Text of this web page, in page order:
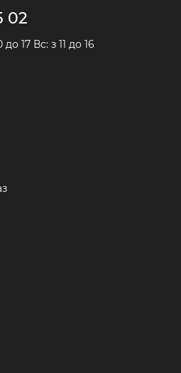
02
17 Вс: з 11 до 16